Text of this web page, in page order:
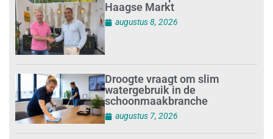
Haagse Markt
augustus 8, 2026
Droogte vraagt om slim
watergebruik in de
schoonmaakbranche
augustus 7, 2026